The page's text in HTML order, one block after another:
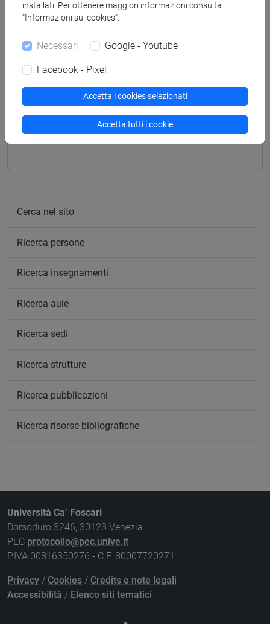
[FT3] LETTERE - Laurea
scienze dell'antichità
storico - mediterraneo antico e medievale
Mutua da
Cerca nel sito
Ricerca persone
Ricerca insegnamenti
Ricerca aule
Ricerca sedi
Ricerca strutture
Ricerca pubblicazioni
Ricerca risorse bibliografiche
Università Ca’ Foscari
Dorsoduro 3246, 30123 Venezia
PEC protocollo@pec.unive.it
P.IVA 00816350276 - C.F. 80007720271
Privacy / Cookies / Credits e note legali
Accessibilità / Elenco siti tematici
installati. Per ottenere maggiori informazioni consulta
“Informazioni sui cookies”.
Necessari Google - Youtube
Facebook - Pixel
Accetta i cookies selezionati
Accetta tutti i cookie